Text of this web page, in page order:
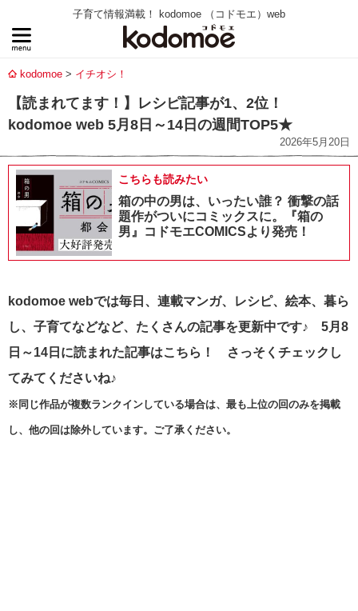
子育て情報満載！ kodomoe （コドモエ）web
kodomoe イチオシ！
【読まれてます！】レシピ記事が1、2位！
kodomoe web 5月8日～14日の週間TOP5★
2026年5月20日
こちらも読みたい
箱の中の男は、いったい誰？ 衝撃の話
題作がついにコミックスに。『箱の
男』コドモエCOMICSより発売！
kodomoe webでは毎日、連載マンガ、レシピ、絵本、暮ら
し、子育てなどなど、たくさんの記事を更新中です♪ 5月8
日～14 日に読まれた記事はこちら！ さっそく チェックし
てみてくださいね♪
※同じ作品が複数ランクインしている場合は、最も上位の回のみを掲載
し、他の回は除外しています。ご了承ください。